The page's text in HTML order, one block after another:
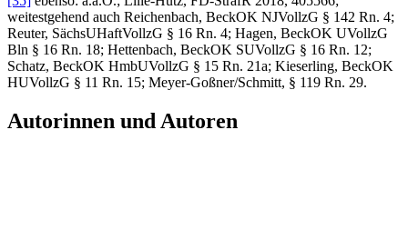
weitestgehend auch Reichenbach, BeckOK NJVollzG § 142 Rn. 4;
Reuter, SächsUHaftVollzG § 16 Rn. 4; Hagen, BeckOK UVollzG
Bln § 16 Rn. 18; Hettenbach, BeckOK SUVollzG § 16 Rn. 12;
Schatz, BeckOK HmbUVollzG § 15 Rn. 21a; Kieserling, BeckOK
HUVollzG § 11 Rn. 15; Meyer-Goßner/Schmitt, § 119 Rn. 29.
Autorinnen und Autoren